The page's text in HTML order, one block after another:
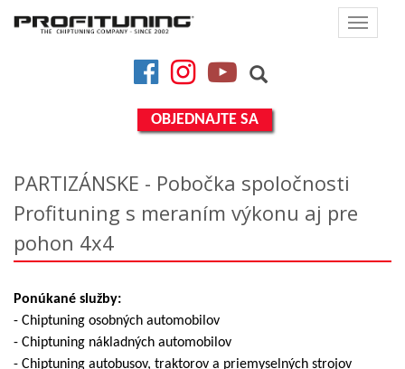
Toggle
FacebookInstagramYouTube
OBJEDNAJTE SA
PARTIZÁNSKE - Pobočka spoločnosti
Profituning s meraním výkonu aj pre
pohon 4x4
Ponúkané služby:
- Chiptuning osobných automobilov
- Chiptuning nákladných automobilov
- Chiptuning autobusov, traktorov a priemyselných strojov